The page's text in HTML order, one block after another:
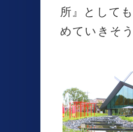
所』として
めていきそ